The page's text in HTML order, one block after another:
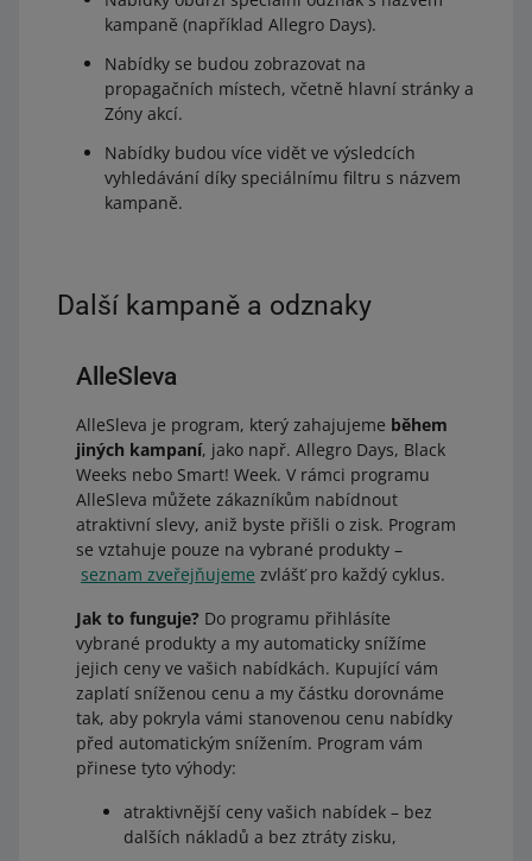
kampaně (například Allegro Days).
Nabídky se budou zobrazovat na
propagačních místech, včetně hlavní stránky a
Zóny akcí.
Nabídky budou více vidět ve výsledcích
vyhledávání díky speciálnímu filtru s názvem
kampaně.
Další kampaně a odznaky
AlleSleva
AlleSleva je program, který zahajujeme během
jiných kampaní, jako např. Allegro Days, Black
Weeks nebo Smart! Week. V rámci programu
AlleSleva můžete zákazníkům nabídnout
atraktivní slevy, aniž byste přišli o zisk. Program
se vztahuje pouze na vybrané produkty –
seznam zveřejňujeme zvlášť pro každý cyklus.
Jak to funguje? Do programu přihlásíte
vybrané produkty a my automaticky snížíme
jejich ceny ve vašich nabídkách. Kupující vám
zaplatí sníženou cenu a my částku dorovnáme
tak, aby pokryla vámi stanovenou cenu nabídky
před automatickým snížením. Program vám
přinese tyto výhody:
atraktivnější ceny vašich nabídek – bez
dalších nákladů a bez ztráty zisku,